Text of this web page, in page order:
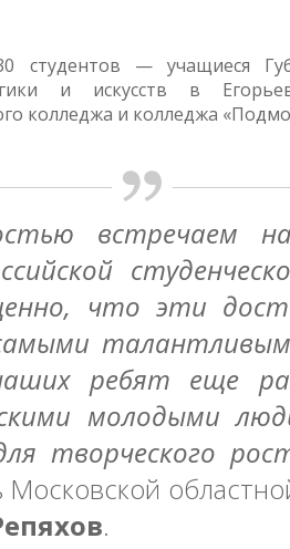
студентов — учащиеся
и искусств в
колледжа и колледжа
встречаем
что эти
ребят еще
молодыми
творческого
.